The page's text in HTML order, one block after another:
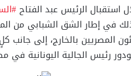
استقبال الرئيس عبد الفتاح
في إطار الشق الشبابي من
المصريين بالخارج، إلى جانب
رئيس الجالية اليونانية في